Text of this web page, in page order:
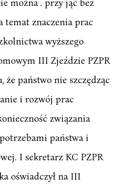
temat znaczenia prac
wyższego
III Zjeździe PZPR
że państwo nie szczędząc
i rozwój prac
związania
państwa i
I sekretarz KC PZPR
oświadczył na III